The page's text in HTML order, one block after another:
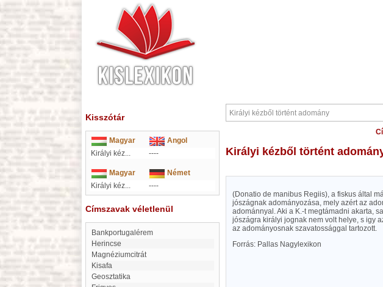
Kisszótár
Magyar
Angol
Királyi kéz...
----
Magyar
Német
Királyi kéz...
----
Címszavak véletlenül
Bankportugalérem
Herincse
Magnéziumcitrát
Kisafa
Geosztatika
Királyi kézből történt
(Donatio de manibus Regiis), a fiskus által
jószágnak adományozása, mely azért az
adománnyal. Aki a K.-t megtámadni akarta,
jószágra királyi jognak nem volt helye, s igy
az adományosnak szavatossággal tartozott.
Forrás: Pallas Nagylexikon